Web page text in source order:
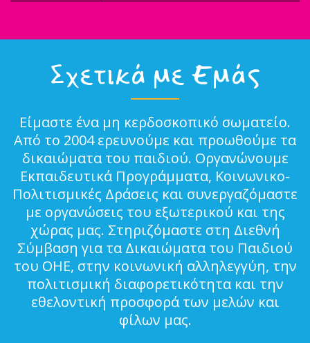
Σχετικά με Εμάς
Είμαστε ένα μη κερδοσκοπικό σωματείο.
Από το 2004 ερευνούμε και προωθούμε τα
δικαιώματα του παιδιού. Οργανώνουμε
Εκπαιδευτικά Προγράμματα, Κοινωνικο-
Πολιτισμικές Δράσεις και συνεργαζόμαστε
με οργανώσεις του εξωτερικού και της
χώρας μας. Στηριζόμαστε στη Διεθνή
Σύμβαση για τα Δικαιώματα του Παιδιού
του ΟΗΕ, στην κοινωνική αλληλεγγύη, την
πολιτισμική διαφορετικότητα και την
εθελοντική προσφορά των μελών και
φίλων μας.